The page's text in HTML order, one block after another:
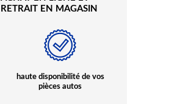
RETRAIT EN MAGASIN
haute disponibilité de vos
pièces autos